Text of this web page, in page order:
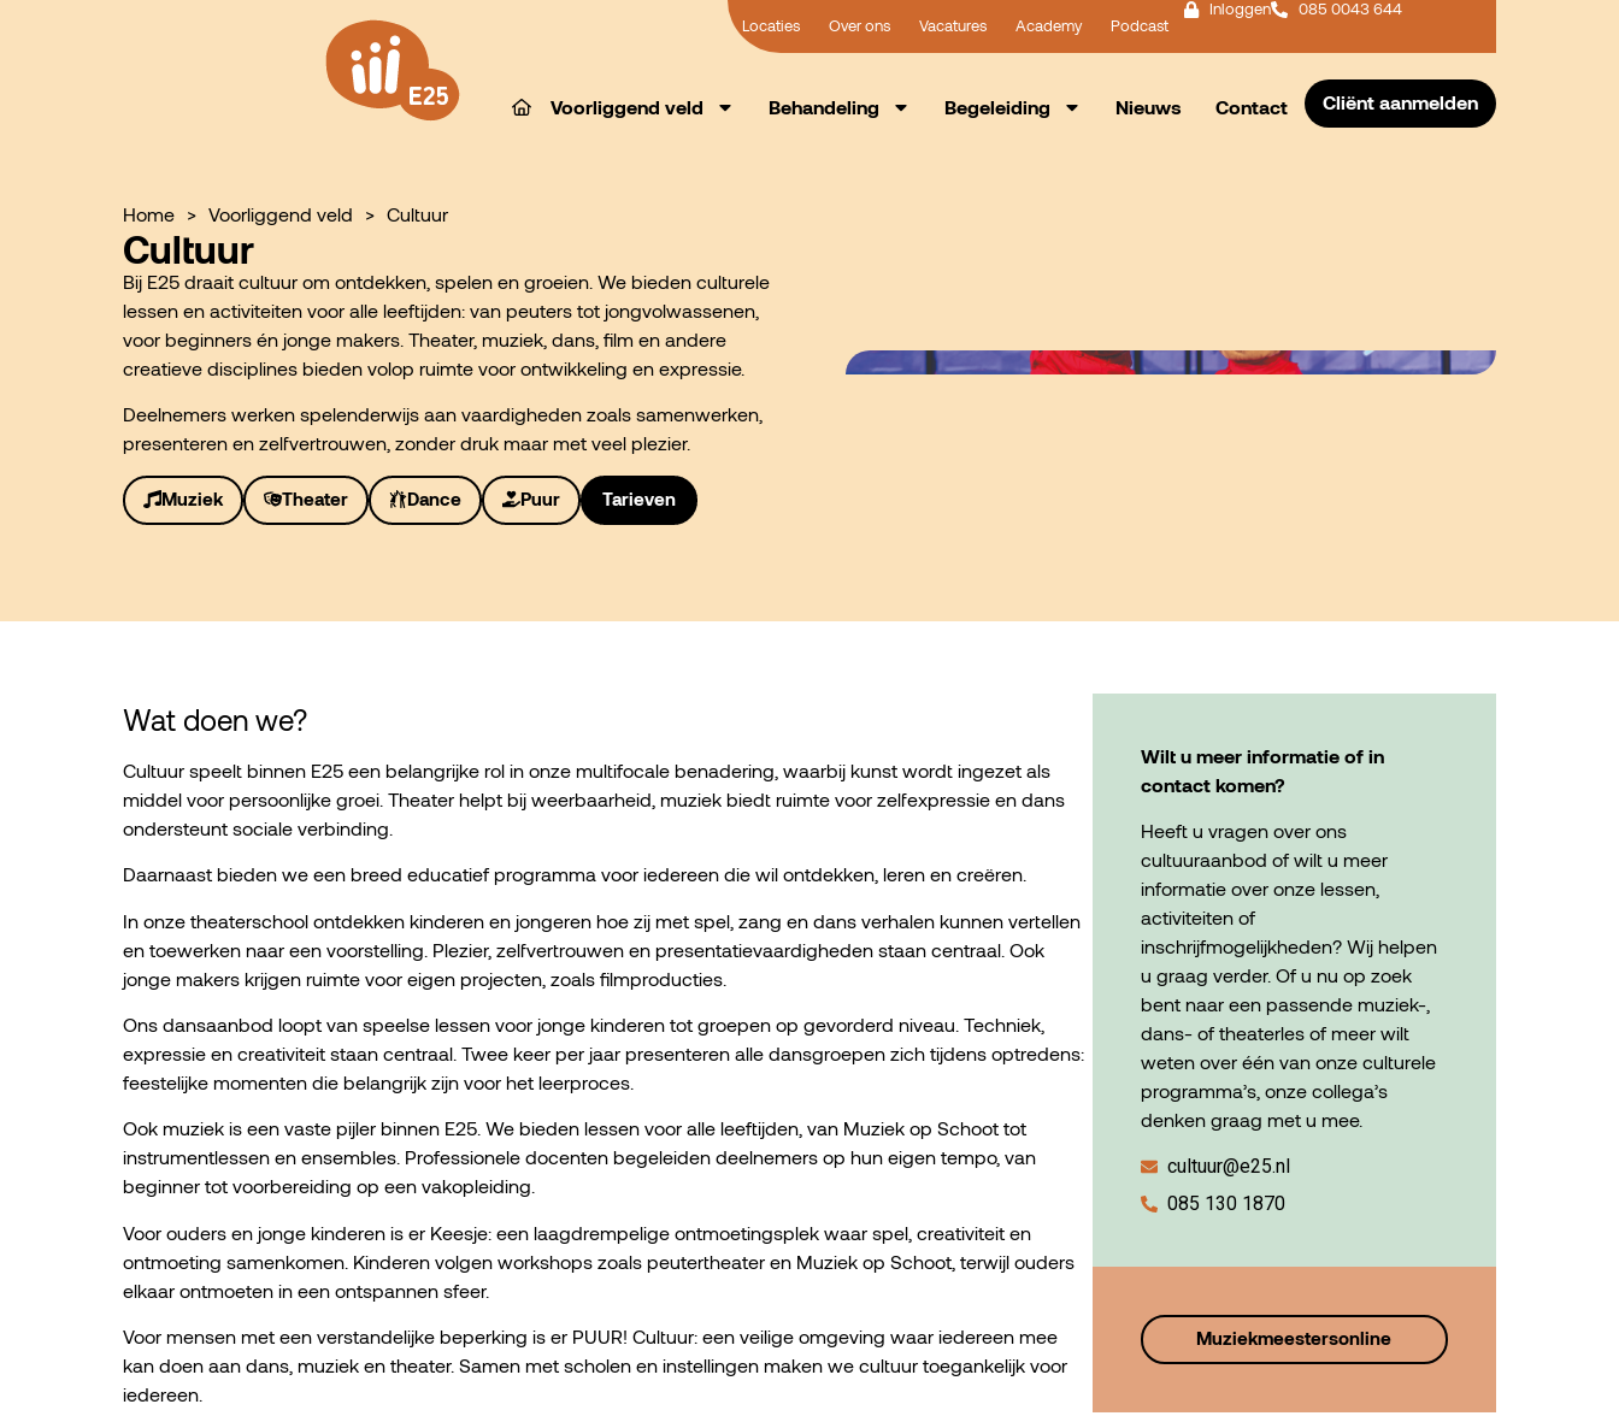
Locaties Over ons Vacatures Academy Podcast
Inloggen 085 0043 644
Cliënt aanmelden
Voorliggend veld Behandeling Begeleiding Nieuws Contact
Home > Voorliggend veld > Cultuur
Cultuur
Bij E25 draait cultuur om ontdekken, spelen en groeien. We bieden culturele
lessen en activiteiten voor alle leeftijden: van peuters tot jongvolwassenen,
voor beginners én jonge makers. Theater, muziek, dans, film en andere
creatieve disciplines bieden volop ruimte voor ontwikkeling en expressie.
Deelnemers werken spelenderwijs aan vaardigheden zoals samenwerken,
presenteren en zelfvertrouwen, zonder druk maar met veel plezier.
Muziek Theater Dance Puur Tarieven
Wat doen we?
Cultuur speelt binnen E25 een belangrijke rol in onze multifocale benadering, waarbij kunst wordt ingezet als
middel voor persoonlijke groei. Theater helpt bij weerbaarheid, muziek biedt ruimte voor zelfexpressie en dans
ondersteunt sociale verbinding.
Daarnaast bieden we een breed educatief programma voor iedereen die wil ontdekken, leren en creëren.
In onze theaterschool ontdekken kinderen en jongeren hoe zij met spel, zang en dans verhalen kunnen vertellen
en toewerken naar een voorstelling. Plezier, zelfvertrouwen en presentatievaardigheden staan centraal. Ook
jonge makers krijgen ruimte voor eigen projecten, zoals filmproducties.
Ons dansaanbod loopt van speelse lessen voor jonge kinderen tot groepen op gevorderd niveau. Techniek,
expressie en creativiteit staan centraal. Twee keer per jaar presenteren alle dansgroepen zich tijdens optredens:
feestelijke momenten die belangrijk zijn voor het leerproces.
Ook muziek is een vaste pijler binnen E25. We bieden lessen voor alle leeftijden, van Muziek op Schoot tot
instrumentlessen en ensembles. Professionele docenten begeleiden deelnemers op hun eigen tempo, van
beginner tot voorbereiding op een vakopleiding.
Voor ouders en jonge kinderen is er Keesje: een laagdrempelige ontmoetingsplek waar spel, creativiteit en
ontmoeting samenkomen. Kinderen volgen workshops zoals peutertheater en Muziek op Schoot, terwijl ouders
elkaar ontmoeten in een ontspannen sfeer.
Voor mensen met een verstandelijke beperking is er PUUR! Cultuur: een veilige omgeving waar iedereen mee
kan doen aan dans, muziek en theater. Samen met scholen en instellingen maken we cultuur toegankelijk voor
iedereen.
Wilt u meer informatie of in
contact komen?
Heeft u vragen over ons
cultuuraanbod of wilt u meer
informatie over onze lessen,
activiteiten of
inschrijfmogelijkheden? Wij helpen
u graag verder. Of u nu op zoek
bent naar een passende muziek-,
dans- of theaterles of meer wilt
weten over één van onze culturele
programma’s, onze collega’s
denken graag met u mee.
cultuur@e25.nl
085 130 1870
Muziekmeestersonline